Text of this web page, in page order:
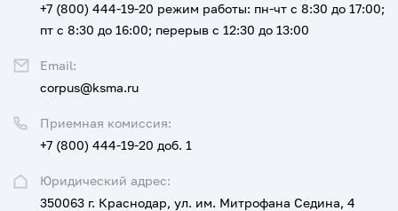
Юридический адрес:
350063 г. Краснодар, ул. им. Митрофана Седина, 4
Приемная комиссия:
+7 (800) 444-19-20 доб. 1
+7 (800) 444-19-20 режим работы: пн-чт с 8:30 до 17:00;
пт с 8:30 до 16:00; перерыв с 12:30 до 13:00
Email:
corpus@ksma.ru